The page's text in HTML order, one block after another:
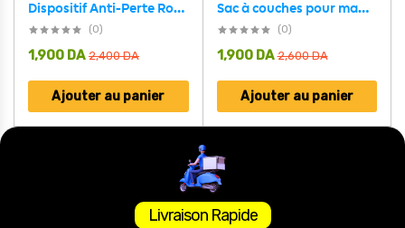
Dispositif Anti-Perte Rotatif 2 Mètres avec Serrure de Verrouillage – سوار بقفل أمان لشد الأطفال
(0)
2,400DA
1,900 DA
Ajouter au panier
Sac à couches pour maman grande capacité Multi-Usage – حقيبة ادوات الرضيع
(0)
2,600DA
1,900 DA
Ajouter au panier
Livraison Rapide